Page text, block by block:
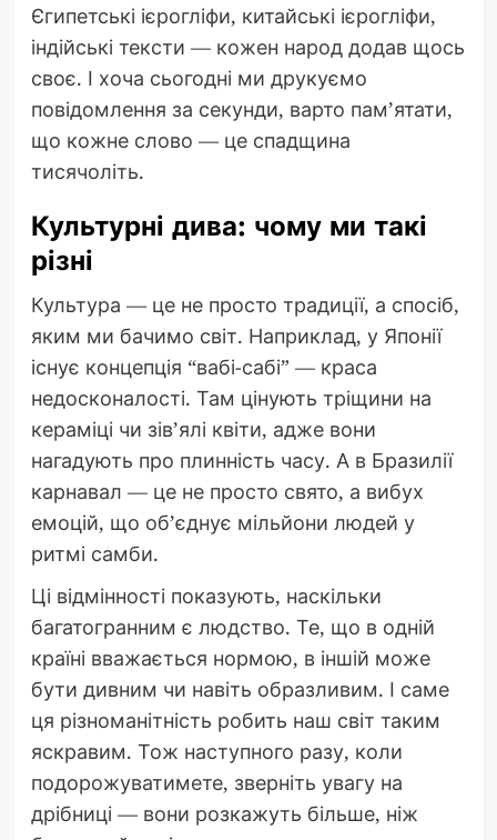
Єгипетські ієрогліфи, китайські ієрогліфи,
індійські тексти — кожен народ додав щось
своє. І хоча сьогодні ми друкуємо
повідомлення за секунди, варто пам’ятати,
що кожне слово — це спадщина
тисячоліть.
Культурні дива: чому ми такі
різні
Культура — це не просто традиції, а спосіб,
яким ми бачимо світ. Наприклад, у Японії
існує концепція “вабі-сабі” — краса
недосконалості. Там цінують тріщини на
кераміці чи зів’ялі квіти, адже вони
нагадують про плинність часу. А в Бразилії
карнавал — це не просто свято, а вибух
емоцій, що об’єднує мільйони людей у
ритмі самби.
Ці відмінності показують, наскільки
багатогранним є людство. Те, що в одній
країні вважається нормою, в іншій може
бути дивним чи навіть образливим. І саме
ця різноманітність робить наш світ таким
яскравим. Тож наступного разу, коли
подорожуватимете, зверніть увагу на
дрібниці — вони розкажуть більше, ніж